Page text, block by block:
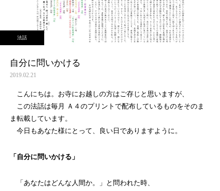
法話
自分に問いかける
2019.02.21
こんにちは。お寺にお越しの方はご存じと思いますが、
この法話は毎月 Ａ４のプリントで配布しているものをそのま
ま転載しています。
今日もあなた様にとって、良い日でありますように。
「自分に問いかける」
「あなたはどんな人間か。」と問われた時、